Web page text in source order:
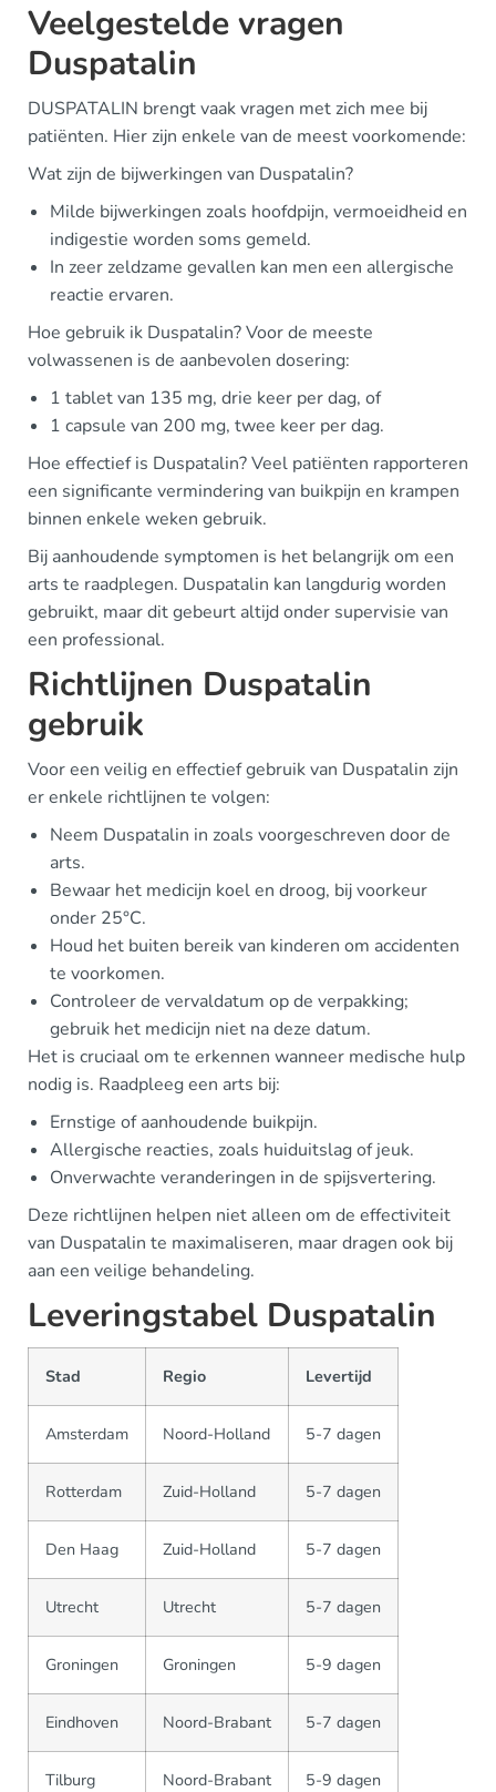
Veelgestelde vragen
Duspatalin
DUSPATALIN brengt vaak vragen met zich mee bij
patiënten. Hier zijn enkele van de meest voorkomende:
Wat zijn de bijwerkingen van Duspatalin?
Milde bijwerkingen zoals hoofdpijn, vermoeidheid en
indigestie worden soms gemeld.
In zeer zeldzame gevallen kan men een allergische
reactie ervaren.
Hoe gebruik ik Duspatalin? Voor de meeste
volwassenen is de aanbevolen dosering:
1 tablet van 135 mg, drie keer per dag, of
1 capsule van 200 mg, twee keer per dag.
Hoe effectief is Duspatalin? Veel patiënten rapporteren
een significante vermindering van buikpijn en krampen
binnen enkele weken gebruik.
Bij aanhoudende symptomen is het belangrijk om een
arts te raadplegen. Duspatalin kan langdurig worden
gebruikt, maar dit gebeurt altijd onder supervisie van
een professional.
Richtlijnen Duspatalin
gebruik
Voor een veilig en effectief gebruik van Duspatalin zijn
er enkele richtlijnen te volgen:
Neem Duspatalin in zoals voorgeschreven door de
arts.
Bewaar het medicijn koel en droog, bij voorkeur
onder 25°C.
Houd het buiten bereik van kinderen om accidenten
te voorkomen.
Controleer de vervaldatum op de verpakking;
gebruik het medicijn niet na deze datum.
Het is cruciaal om te erkennen wanneer medische hulp
nodig is. Raadpleeg een arts bij:
Ernstige of aanhoudende buikpijn.
Allergische reacties, zoals huiduitslag of jeuk.
Onverwachte veranderingen in de spijsvertering.
Deze richtlijnen helpen niet alleen om de effectiviteit
van Duspatalin te maximaliseren, maar dragen ook bij
aan een veilige behandeling.
Leveringstabel Duspatalin
Stad Regio Levertijd
Amsterdam Noord-Holland 5-7 dagen
Rotterdam Zuid-Holland 5-7 dagen
Den Haag Zuid-Holland 5-7 dagen
Utrecht Utrecht 5-7 dagen
Groningen Groningen 5-9 dagen
Eindhoven Noord-Brabant 5-7 dagen
Tilburg Noord-Brabant 5-9 dagen